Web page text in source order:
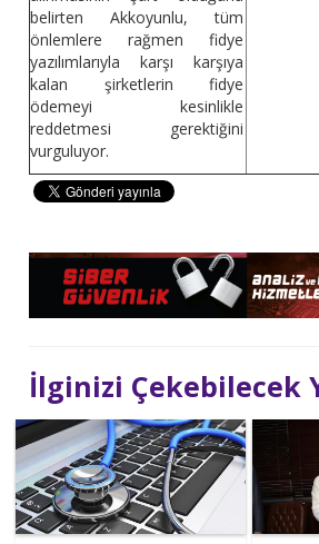
belirten Akkoyunlu, tüm
önlemlere rağmen fidye
yazılımlarıyla karşı karşıya
kalan şirketlerin fidye
ödemeyi kesinlikle
reddetmesi gerektiğini
vurguluyor.
İlginizi Çekebilecek